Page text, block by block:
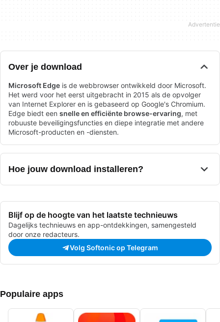
Over je download
Microsoft Edge is de webbrowser ontwikkeld door Microsoft.
Het werd voor het eerst uitgebracht in 2015 als de opvolger
van Internet Explorer en is gebaseerd op Google's Chromium.
Edge biedt een snelle en efficiënte browse-ervaring, met
robuuste beveiligingsfuncties en diepe integratie met andere
Microsoft-producten en -diensten.
Hoe jouw download installeren?
Blijf op de hoogte van het laatste technieuws
Dagelijks technieuws en app-ontdekkingen, samengesteld
door onze redacteurs.
Volg Softonic op Telegram
Populaire apps